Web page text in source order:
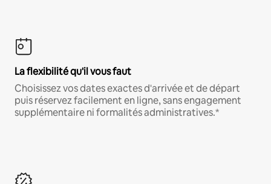
La flexibilité qu'il vous faut
Choisissez vos dates exactes d'arrivée et de départ
puis réservez facilement en ligne, sans engagement
supplémentaire ni formalités administratives.*